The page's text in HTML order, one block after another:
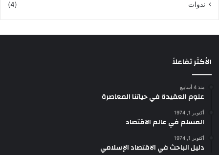
ندوات
(4)
الأكثر تفاعلاً
منذ 4 أسابيع
علوم العقيدة في حياتنا المعاصرة
أكتوبر 1, 1974
المسلم في عالم الاقتصاد
أكتوبر 1, 1974
دليل الباحث في الاقتصاد الإسلامي